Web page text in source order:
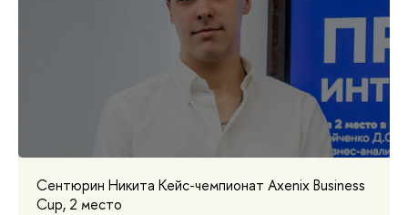
Сентюрин Никита Кейс-чемпионат Axenix Business
Cup, 2 место